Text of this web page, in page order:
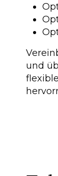
und